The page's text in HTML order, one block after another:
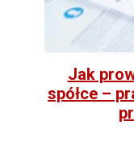
Jak
spółce –